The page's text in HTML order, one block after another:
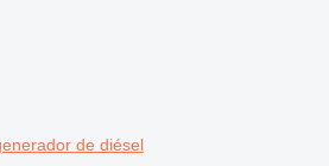
de diésel